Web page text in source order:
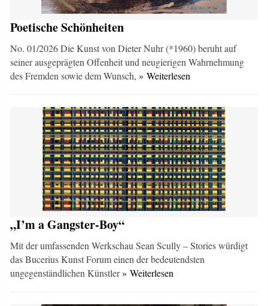
Poetische Schönheiten
No. 01/2026 Die Kunst von Dieter Nuhr (*1960) beruht auf
seiner ausgeprägten Offenheit und neugierigen Wahrnehmung
des Fremden sowie dem Wunsch,» Weiterlesen
„I’m a Gangster-Boy“
Mit der umfassenden Werkschau Sean Scully – Stories würdigt
das Bucerius Kunst Forum einen der bedeutendsten
ungegenständlichen Künstler» Weiterlesen